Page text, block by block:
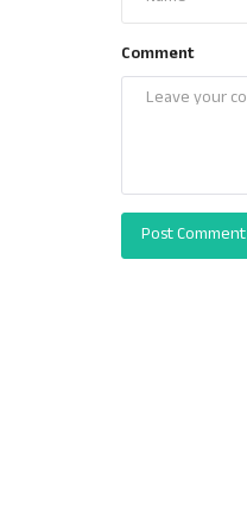
Comment
Post Comment